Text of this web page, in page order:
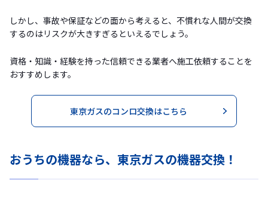
しかし、事故や保証などの面から考えると、不慣れな人間が交換
するのはリスクが大きすぎるといえるでしょう。
資格・知識・経験を持った信頼できる業者へ施工依頼することを
おすすめします。
東京ガスのコンロ交換はこちら
おうちの機器なら、東京ガスの機器交換！